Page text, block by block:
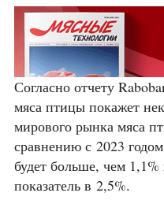
Согласно отчету
мяса птицы покажет
мирового рынка мяса
сравнению с 2023
будет больше, чем
показатель в 2,5%.